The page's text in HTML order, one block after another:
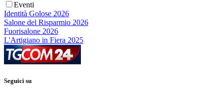
Eventi
Identità Golose 2026
Salone del Risparmio 2026
Fuorisalone 2026
L'Artigiano in Fiera 2025
Seguici su